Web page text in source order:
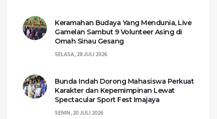
Keramahan Budaya Yang Mendunia, Live
Gamelan Sambut 9 Volunteer Asing di
Omah Sinau Gesang
SELASA, 28 JULI 2026
Bunda Indah Dorong Mahasiswa Perkuat
Karakter dan Kepemimpinan Lewat
Spectacular Sport Fest Imajaya
SENIN, 20 JULI 2026